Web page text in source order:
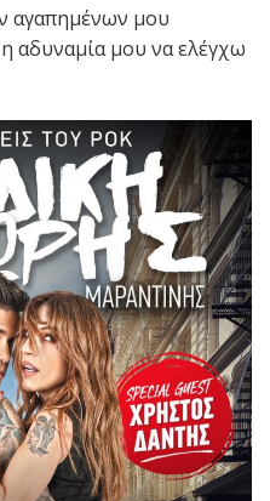
αγαπημένων μου
αδυναμία μου να ελέγχω